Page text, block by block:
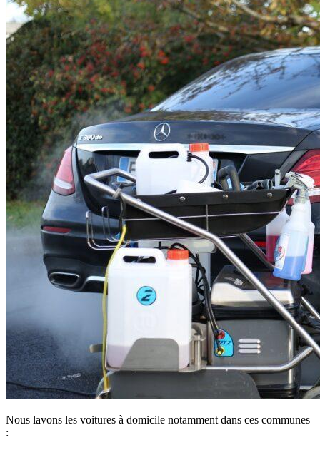
Nous lavons les voitures à domicile notamment dans ces communes
: